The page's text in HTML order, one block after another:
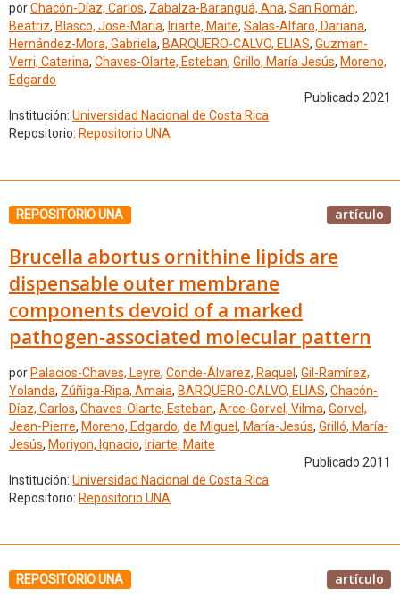
porChacón-Díaz, Carlos, Zabalza-Baranguá, Ana, San Román,
Beatriz, Blasco, Jose-María, Iriarte, Maite, Salas-Alfaro, Dariana,
Hernández-Mora, Gabriela, BARQUERO-CALVO, ELIAS, Guzman-
Verri, Caterina, Chaves-Olarte, Esteban, Grillo, María Jesús, Moreno,
Edgardo
Publicado 2021
Institución: Universidad Nacional de Costa Rica
Repositorio: Repositorio UNA
REPOSITORIO UNA artículo
Brucella abortus ornithine lipids are
dispensable outer membrane
components devoid of a marked
pathogen-associated molecular pattern
por Palacios-Chaves, Leyre, Conde-Álvarez, Raquel , Gil-Ramírez,
Yolanda, Zúñiga-Ripa, Amaia, BARQUERO-CALVO, ELIAS, Chacón-
Díaz, Carlos, Chaves-Olarte, Esteban, Arce-Gorvel, Vilma, Gorvel,
Jean-Pierre, Moreno, Edgardo, de Miguel, María-Jesús, Grilló, María-
Jesús, Moriyon, Ignacio, Iriarte, Maite
Publicado 2011
Institución: Universidad Nacional de Costa Rica
Repositorio: Repositorio UNA
REPOSITORIO UNA artículo